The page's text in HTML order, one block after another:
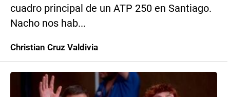
cuadro principal de un ATP 250 en Santiago.
Nacho nos hab...
Christian Cruz Valdivia